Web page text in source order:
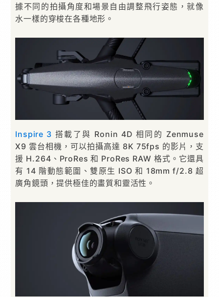
據不同的拍攝角度和場景自由調整飛行姿態，就像
水一樣的穿梭在各種地形。
Inspire 3 搭載了與 Ronin 4D 相同的 Zenmuse
X9 雲台相機，可以拍攝高達 8K 75fps 的影片，支
援 H.264、ProRes 和 ProRes RAW 格式。它還具
有 14 階動態範圍、雙原生 ISO 和 18mm f/2.8 超
廣角鏡頭，提供極佳的畫質和靈活性。